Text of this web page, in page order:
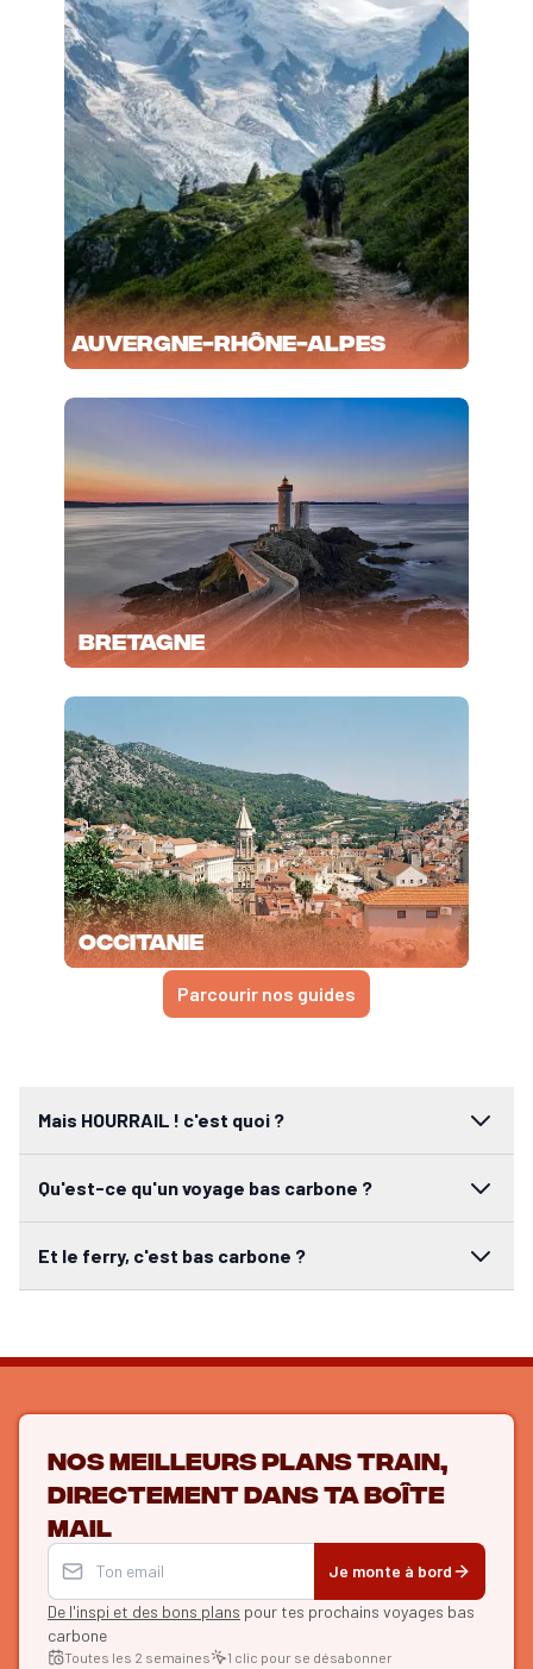
Auvergne-Rhône-Alpes
Bretagne
Occitanie
Parcourir nos guides
Mais HOURRAIL ! c'est quoi ?
Qu'est-ce qu'un voyage bas carbone ?
Et le ferry, c'est bas carbone ?
Nos meilleurs plans train,
directement dans ta boîte
mail
Je monte à bord
De l'inspi et des bons plans pour tes prochains voyages bas
carbone
Toutes les 2 semaines 1 clic pour se désabonner